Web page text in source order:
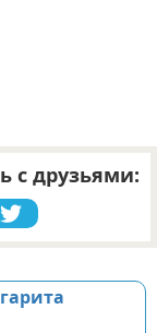
с друзьями: